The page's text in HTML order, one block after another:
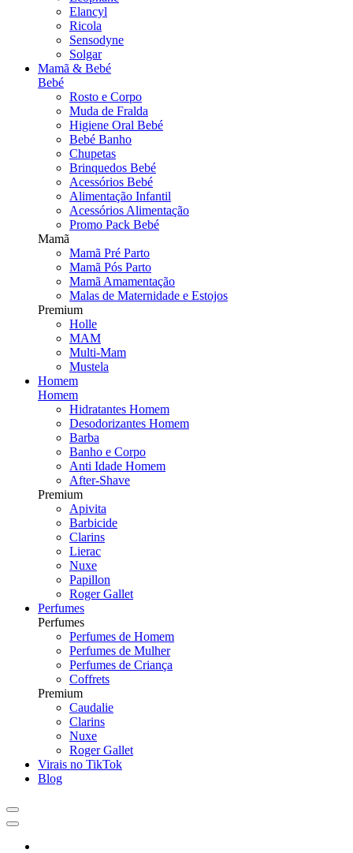
Elancyl
Ricola
Sensodyne
Solgar
Mamã & Bebé
Bebé
Rosto e Corpo
Muda de Fralda
Higiene Oral Bebé
Bebé Banho
Chupetas
Brinquedos Bebé
Acessórios Bebé
Alimentação Infantil
Acessórios Alimentação
Promo Pack Bebé
Mamã
Mamã Pré Parto
Mamã Pós Parto
Mamã Amamentação
Malas de Maternidade e Estojos
Premium
Holle
MAM
Multi-Mam
Mustela
Homem
Homem
Hidratantes Homem
Desodorizantes Homem
Barba
Banho e Corpo
Anti Idade Homem
After-Shave
Premium
Apivita
Barbicide
Clarins
Lierac
Nuxe
Papillon
Roger Gallet
Perfumes
Perfumes
Perfumes de Homem
Perfumes de Mulher
Perfumes de Criança
Coffrets
Premium
Caudalie
Clarins
Nuxe
Roger Gallet
Virais no TikTok
Blog